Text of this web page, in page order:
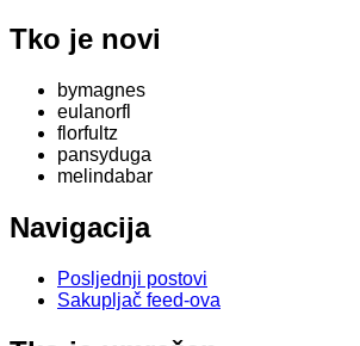
Tko je novi
bymagnes
eulanorfl
florfultz
pansyduga
melindabar
Navigacija
Posljednji postovi
Sakupljač feed-ova